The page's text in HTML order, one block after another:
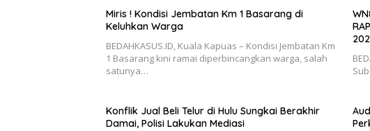
Miris ! Kondisi Jembatan Km 1 Basarang di
Keluhkan Warga
BEDAHKASUS.ID, Kuala Kapuas – Kondisi Jembatan Km
1 Basarang kini ramai diperbincangkan warga, salah
satunya…
Konflik Jual Beli Telur di Hulu Sungkai Berakhir
Damai, Polisi Lakukan Mediasi